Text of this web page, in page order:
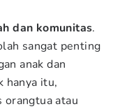
dan komunitas.
sangat penting
anak dan
hanya itu,
orangtua atau